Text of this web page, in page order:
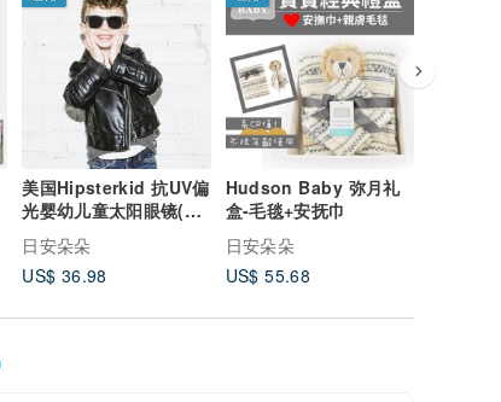
美国Hipsterkid 抗UV偏
光婴幼儿童太阳眼镜(附
固定绳)
日安朵朵
US$ 36.98
Hudson Baby 弥月礼
盒-毛毯+安抚巾
日安朵朵
US$ 55.68